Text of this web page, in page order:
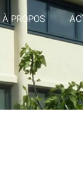
À PROPOS